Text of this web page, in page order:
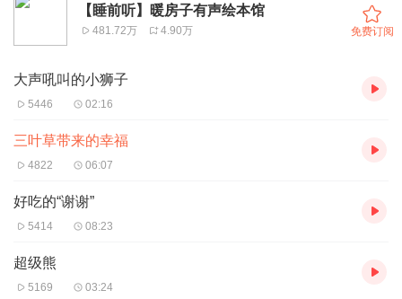
【睡前听】暖房子有声绘本馆
481.72万 4.90万 免费订阅
大声吼叫的小狮子
5446 02:16
三叶草带来的幸福
4822 06:07
好吃的“谢谢”
5414 08:23
超级熊
5169 03:24